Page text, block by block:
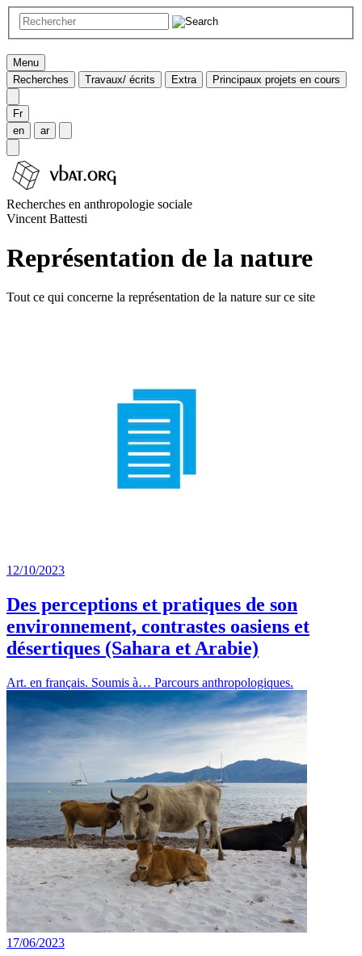
Menu
Recherches
Travaux/ écrits Extra Principaux projets en cours
Fr
en
ar
Recherches en anthropologie sociale
Vincent Battesti
Représentation de la nature
Tout ce qui concerne la représentation de la nature sur ce site
12/10/2023
Des perceptions et pratiques de son
environnement, contrastes oasiens et
désertiques (Sahara et Arabie)
Art. en français. Soumis à… Parcours anthropologiques.
17/06/2023